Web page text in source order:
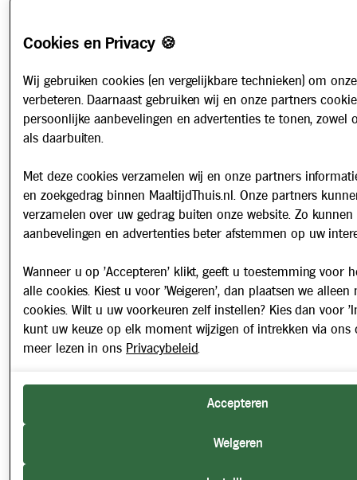
Cookies en Privacy 🍪
Wij gebruiken cookies (en vergelijkbare technieken) om
verbeteren. Daarnaast gebruiken wij en onze partners
persoonlijke aanbevelingen en advertenties te tonen, zowel
als daarbuiten.
Met deze cookies verzamelen wij en onze partners
en zoekgedrag binnen MaaltijdThuis.nl. Onze partners
verzamelen over uw gedrag buiten onze website. Zo kunnen
aanbevelingen en advertenties beter afstemmen op uw
Wanneer u op 'Accepteren' klikt, geeft u toestemming voor
alle cookies. Kiest u voor 'Weigeren', dan plaatsen we alleen
cookies. Wilt u uw voorkeuren zelf instellen? Kies dan voor
kunt uw keuze op elk moment wijzigen of intrekken via ons
meer lezen in ons Privacybeleid.
Accepteren
Weigeren